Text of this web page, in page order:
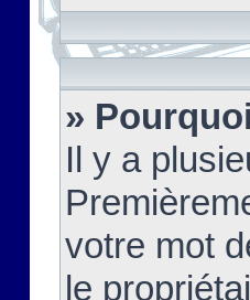
»
Il y a
votre mot
le